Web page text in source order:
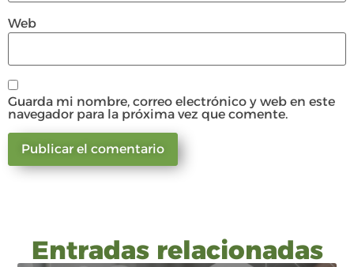
Web
Guarda mi nombre, correo electrónico y web en este
navegador para la próxima vez que comente.
Entradas relacionadas